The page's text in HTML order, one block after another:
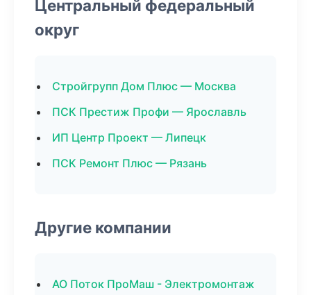
Центральный федеральный
округ
Стройгрупп Дом Плюс — Москва
ПСК Престиж Профи — Ярославль
ИП Центр Проект — Липецк
ПСК Ремонт Плюс — Рязань
Другие компании
АО Поток ПроМаш - Электромонтаж